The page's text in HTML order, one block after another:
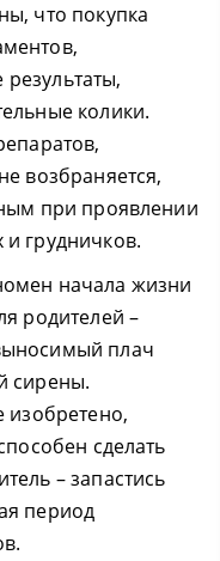
что покупка
колики.
возбраняется,
при проявлении
грудничков.
начала жизни
родителей –
плач
сирены.
изобретено,
сделать
– запастись
период